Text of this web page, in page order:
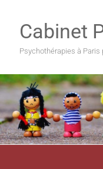
Cabinet
Psychothérapies à